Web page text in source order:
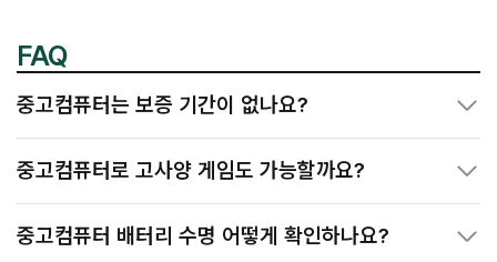
FAQ
중고컴퓨터는 보증 기간이 없나요?
중고컴퓨터로 고사양 게임도 가능할까요?
중고컴퓨터 배터리 수명 어떻게 확인하나요?